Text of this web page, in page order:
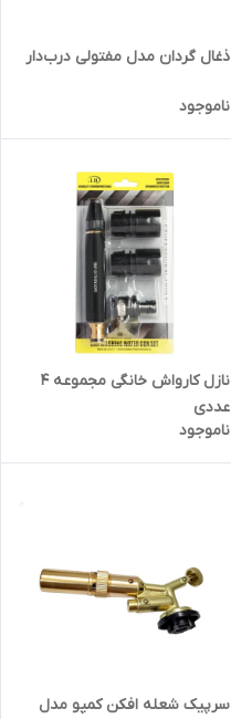
ذغال گردان مدل مفتولی درب‌دار
ناموجود
نازل کارواش خانگی مجموعه 4
عددی
ناموجود
سرپیک شعله افکن کمپو مدل